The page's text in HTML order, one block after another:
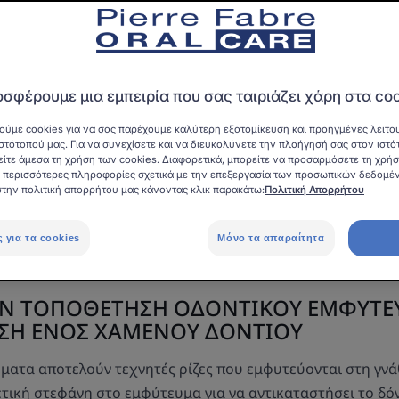
Διάγνωση ασθενειών των ούλων
οδοντικό
μόσχευμα αποτελεί οδοντιατρική χειρουργική
περιπτώσεις.
ΤΟΠΟΘΕΤΗΣΗ ΟΔΟΝΤΙΚΟΥ
ΕΝΟΣ ΧΑΜΕΝΟΥ ΔΟΝΤΙΟΥ
αποτελούν τεχνητές ρίζες που εμφυτεύονται στη
στεφάνη στο εμφύτευμα για να αντικαταστήσει το
μια εμπειρία που σας ταιριάζει χάρη στα
cookies για να σας παρέχουμε καλύτερη εξατομίκευση και προηγμένες
μας. Για να συνεχίσετε και να διευκολύνετε την πλοήγησή σας στον
άμεσα τη χρήση των cookies. Διαφορετικά, μπορείτε να προσαρμόσετε τη
περισσότερες πληροφορίες σχετικά με την επεξεργασία των προσωπικών
πολιτική απορρήτου μας κάνοντας κλικ παρακάτω:Πολιτική Απορρήτου
για τα cookies Μόνο τα απαραίτητα